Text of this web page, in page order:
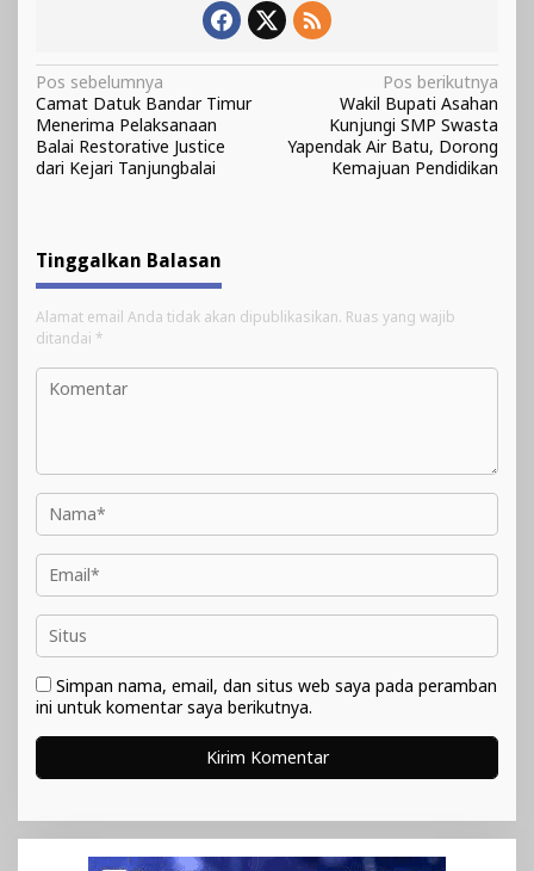
Navigasi
pos
Pos sebelumnya
Camat Datuk Bandar Timur
Menerima Pelaksanaan
Balai Restorative Justice
dari Kejari Tanjungbalai
Pos berikutnya
Wakil Bupati Asahan
Kunjungi SMP Swasta
Yapendak Air Batu, Dorong
Kemajuan Pendidikan
Tinggalkan Balasan
Alamat email Anda tidak akan dipublikasikan. Ruas yang wajib
ditandai *
Simpan nama, email, dan situs web saya pada peramban
ini untuk komentar saya berikutnya.